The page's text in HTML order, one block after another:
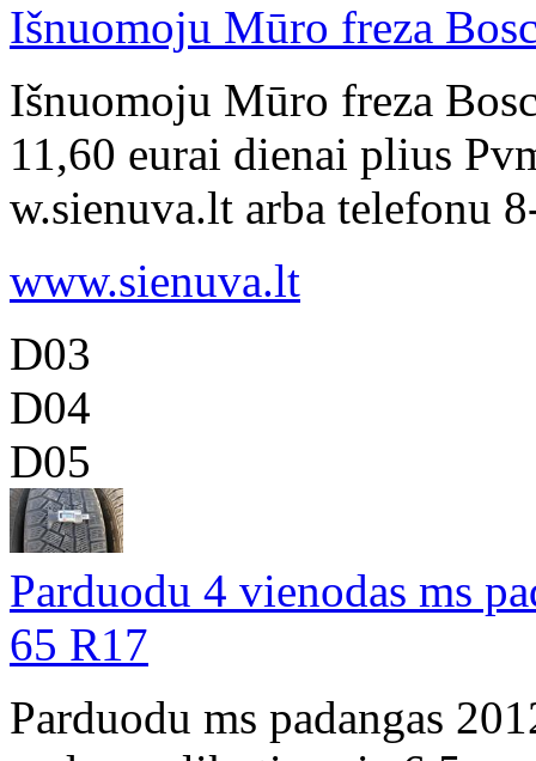
Išnuomoju Mūro freza
Išnuomoju Mūro freza
11,60 eurai dienai plius
w.sienuva.lt arba telefonu
www.sienuva.lt
D03
D04
D05
Parduodu 4 vienodas ms
65 R17
Parduodu ms padangas